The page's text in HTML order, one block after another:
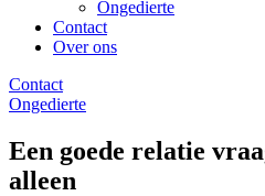
Ongedierte
Contact
Over ons
Contact
Ongedierte
Een goede relatie
alleen